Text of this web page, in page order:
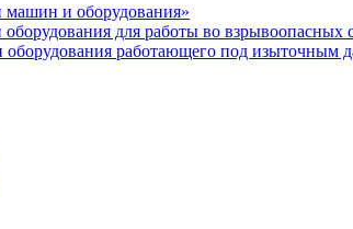
машин и оборудования»
для работы во взрывоопасных
работающего под изыточным